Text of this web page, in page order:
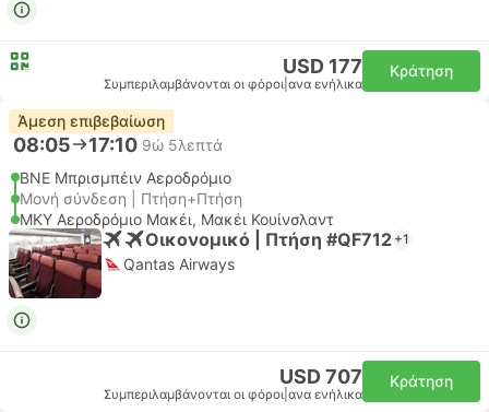
USD 177
Συμπεριλαμβάνονται οι φόροι ανα ενήλικα
Κράτηση
Άμεση επιβεβαίωση
08:05 17:10 9ώ 5λεπτά
BNE Μπρισμπέιν Αεροδρόμιο
Μονή σύνδεση | Πτήση+Πτήση
MKY Αεροδρόμιο Μακέι, Μακέι Κουίνσλαντ
Οικονομικό | Πτήση #QF712 +1
Qantas Airways
USD 707
Συμπεριλαμβάνονται οι φόροι ανα ενήλικα
Κράτηση